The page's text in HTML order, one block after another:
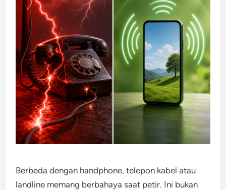
Berbeda dengan handphone, telepon kabel atau
landline memang berbahaya saat petir. Ini bukan